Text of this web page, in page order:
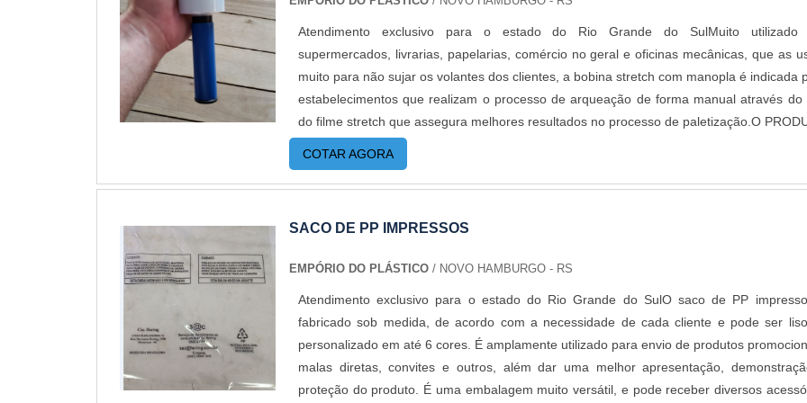
Atendimento exclusivo para o estado do Rio Grande do SulMuito utilizado
supermercados, livrarias, papelarias, comércio no geral e oficinas mecânicas, que as
muito para não sujar os volantes dos clientes, a bobina stretch com manopla é indicada
estabelecimentos que realizam o processo de arqueação de forma manual através do
do filme stretch que assegura melhores resultados no processo de paletização.O
GARANTE UMA SÉRIE DE BENEFÍCIOSFabricado em polietileno de alta
tubete de plástico acoplado a manopla estão aptos a paletizar produtos e cargas
precisão. O filme stretch possibilita um grau de elasticidade que faz com que o
manuseio.Implementado no sistema logístico, a manopla realiza o processo
disso, a bobina é: Fabricada em ABS; Segura para envolver cargas
tamanho; Versátil.O empreendedor que busca ferramentas dedicadas ao
paletização e busca um produto qualificado a baixo custo, deve conhecer o
filme stretch. É fundamental para operações que necessitem de cuidados
manuseio, para manter as cargas estáveis para serem manuseadas
COTAR AGORA
SACO DE PP IMPRESSOS
EMPÓRIO DO PLÁSTICO/ NOVO HAMBURGO - RS
Atendimento exclusivo para o estado do Rio Grande do SulO saco de PP
fabricado sob medida, de acordo com a necessidade de cada cliente e pode ser
personalizado em até 6 cores. É amplamente utilizado para envio de produtos
malas diretas, convites e outros, além dar uma melhor apresentação,
proteção do produto. É uma embalagem muito versátil, e pode receber diversos